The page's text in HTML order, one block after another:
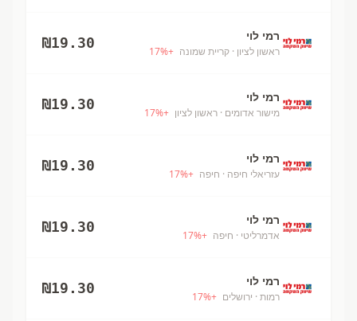
רמי לוי
ראשון לציון · קריית שמונה +
17%
₪19.30
רמי לוי
מישור אדומים · ראשון לציון +
17%
₪19.30
רמי לוי
עזריאלי חיפה · חיפה +
17%
₪19.30
רמי לוי
אדמרליטי · חיפה +
17%
₪19.30
רמי לוי
רמות · ירושלים +
17%
₪19.30